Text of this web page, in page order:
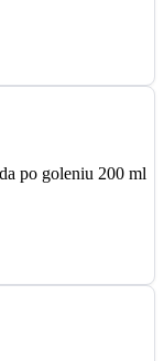
po goleniu 200 ml